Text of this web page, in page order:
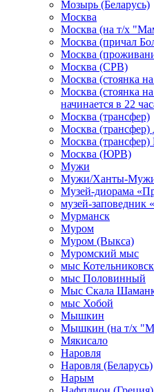
Мозырь (Беларусь)
Москва
Москва (на т/х
Москва (причал
Москва
Москва (СРВ)
Москва (стоянка
Москва (стоянка
начинается в 22
Москва (трансфер)
Москва (трансфер)
Москва (трансфер)
Москва (ЮРВ)
Мужи
Мужи/Ханты-
Музей-диорама
музей-заповедник
Мурманск
Муром
Муром (Выкса)
Муромский мыс
мыс
мыс Половинный
Мыс Скала
мыс Хобой
Мышкин
Мышкин (на т/х
Мякисало
Наровля
Наровля (Беларусь)
Нарым